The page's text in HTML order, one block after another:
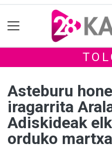
Asteburu
iragarrita
Adiskideak
orduko martxa